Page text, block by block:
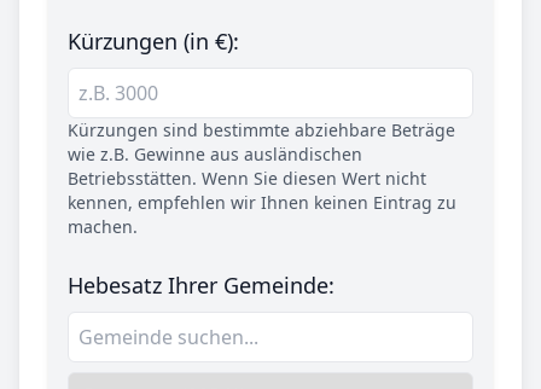
Kürzungen (in €):
Kürzungen sind bestimmte abziehbare Beträge
wie z.B. Gewinne aus ausländischen
Betriebsstätten. Wenn Sie diesen Wert nicht
kennen, empfehlen wir Ihnen keinen Eintrag zu
machen.
Hebesatz Ihrer Gemeinde: